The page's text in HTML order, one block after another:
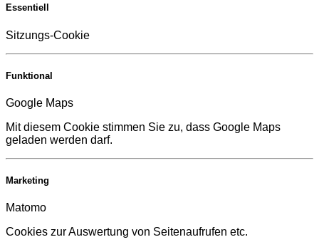
Essentiell
Sitzungs-Cookie
Funktional
Google Maps
Mit diesem Cookie stimmen Sie zu, dass Google Maps
geladen werden darf.
Marketing
Matomo
Cookies zur Auswertung von Seitenaufrufen etc.